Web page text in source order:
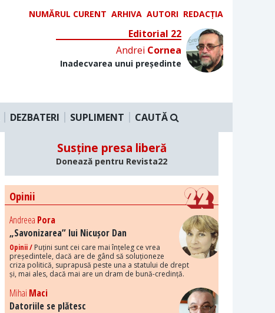
NUMĂRUL CURENT ARHIVA AUTORI REDACȚIA
Editorial 22
Andrei Cornea
Inadecvarea unui președinte
DEZBATERI SUPLIMENT CAUTĂ
Susține presa liberă
Donează pentru Revista22
Opinii
Andreea Pora
„Savonizarea” lui Nicușor Dan
Opinii / Puțini sunt cei care mai înțeleg ce vrea
președintele, dacă are de gând să soluționeze
criza politică, suprapusă peste una a statului de drept
și, mai ales, dacă mai are un dram de bună-credință.
Mihai Maci
Datoriile se plătesc